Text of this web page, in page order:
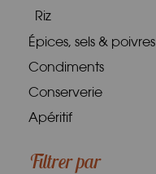
Riz
Épices, sels & poivres
Condiments
Conserverie
Apéritif
Filtrer par